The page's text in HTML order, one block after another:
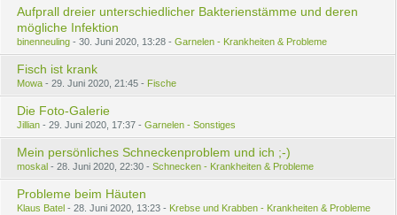
Aufprall dreier unterschiedlicher Bakterienstämme und deren
mögliche Infektion
binenneuling 30. Juni 2020, 13:28 Garnelen - Krankheiten & Probleme
Fisch ist krank
Mowa 29. Juni 2020, 21:45 Fische
Die Foto-Galerie
Jillian 29. Juni 2020, 17:37 Garnelen - Sonstiges
Mein persönliches Schneckenproblem und ich ;-)
moskal 28. Juni 2020, 22:30 Schnecken - Krankheiten & Probleme
Probleme beim Häuten
Klaus Batel 28. Juni 2020, 13:23 Krebse und Krabben - Krankheiten & Probleme